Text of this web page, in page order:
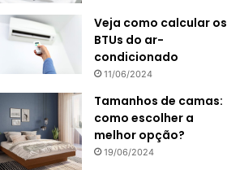
Veja como calcular os
BTUs do ar-
condicionado
11/06/2024
Tamanhos de camas:
como escolher a
melhor opção?
19/06/2024